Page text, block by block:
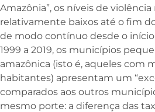
Amazônia”, os níveis de
relativamente baixos até o fim
de modo contínuo desde o início
1999 a 2019, os municípios
amazônica (isto é, aqueles com
habitantes) apresentam um
comparados aos outros
mesmo porte: a diferença das